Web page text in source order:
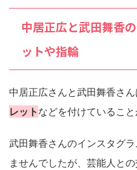
中居正広と武田舞
ットや指輪
中居正広さんと武田舞香さん
レット などを付けていること
武田舞香さんのインスタグ
ませんでしたが、芸能人と